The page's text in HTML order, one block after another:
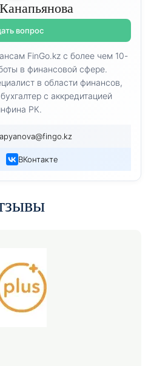
вопрос
FinGo.kz с более чем 10-
в финансовой сфере.
в области финансов,
с аккредитацией
РК.
ВКонтакте